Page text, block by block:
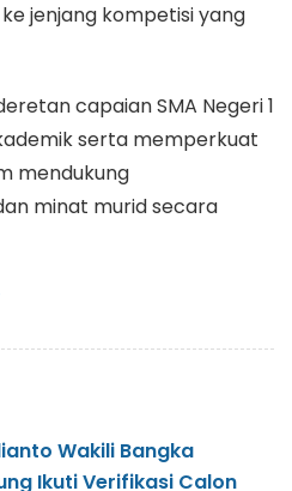
jenjang kompetisi yang
capaian SMA Negeri 1
serta memperkuat
mendukung
minat murid secara
Wakili Bangka
Ikuti Verifikasi Calon